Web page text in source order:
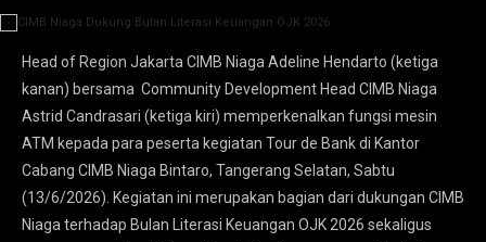
Head of Region Jakarta CIMB Niaga Adeline Hendarto (ketiga
kanan) bersama Community Development Head CIMB Niaga
Astrid Candrasari (ketiga kiri) memperkenalkan fungsi mesin
ATM kepada para peserta kegiatan Tour de Bank di Kantor
Cabang CIMB Niaga Bintaro, Tangerang Selatan, Sabtu
(13/6/2026). Kegiatan ini merupakan bagian dari dukungan CIMB
Niaga terhadap Bulan Literasi Keuangan OJK 2026 sekaligus